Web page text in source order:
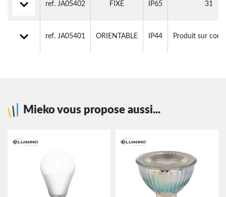
ref. JA05402 FIXE IP65 31
ref. JA05401 ORIENTABLE IP44 Produit sur
Mieko vous propose aussi...